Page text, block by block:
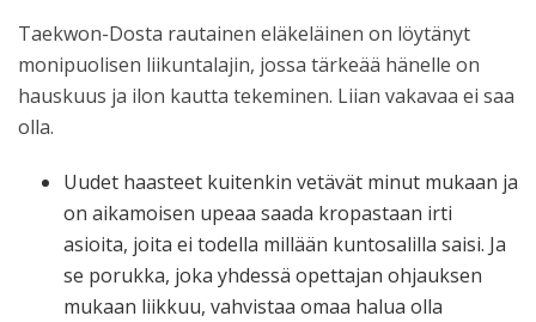
Taekwon-Dosta rautainen eläkeläinen on löytänyt
monipuolisen liikuntalajin, jossa tärkeää hänelle on
hauskuus ja ilon kautta tekeminen. Liian vakavaa ei saa
olla.
Uudet haasteet kuitenkin vetävät minut mukaan ja
on aikamoisen upeaa saada kropastaan irti
asioita, joita ei todella millään kuntosalilla saisi. Ja
se porukka, joka yhdessä opettajan ohjauksen
mukaan liikkuu, vahvistaa omaa halua olla